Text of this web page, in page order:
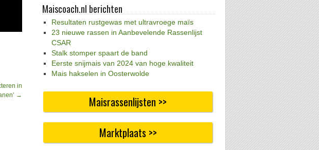
in
→
Maiscoach.nl berichten
Resultaten rustgewas met ultravroege maïs
23 nieuwe rassen in Aanbevelende Rassenlijst
CSAR
Stalk stomper spaart de band
Eerste snijmais van 2024 van hoge kwaliteit
Mais hakselen in Oosterwolde
Maisrassenlijsten >>
Marktplaats >>